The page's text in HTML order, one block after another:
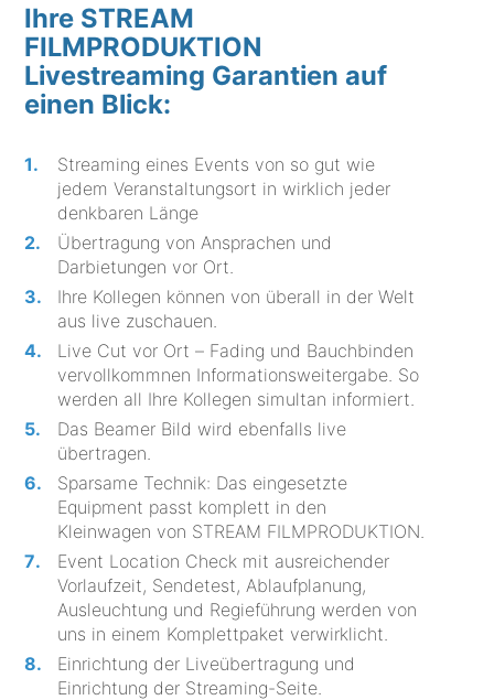
Ihre STREAM
FILMPRODUKTION
Livestreaming Garantien auf
einen Blick:
Streaming eines Events von so gut wie
jedem Veranstaltungsort in wirklich jeder
denkbaren Länge
Übertragung von Ansprachen und
Darbietungen vor Ort.
Ihre Kollegen können von überall in der Welt
aus live zuschauen.
Live Cut vor Ort – Fading und Bauchbinden
vervollkommnen Informationsweitergabe. So
werden all Ihre Kollegen simultan informiert.
Das Beamer Bild wird ebenfalls live
übertragen.
Sparsame Technik: Das eingesetzte
Equipment passt komplett in den
Kleinwagen von STREAM FILMPRODUKTION.
Event Location Check mit ausreichender
Vorlaufzeit, Sendetest, Ablaufplanung,
Ausleuchtung und Regieführung werden von
uns in einem Komplettpaket verwirklicht.
Einrichtung der Liveübertragung und
Einrichtung der Streaming-Seite.